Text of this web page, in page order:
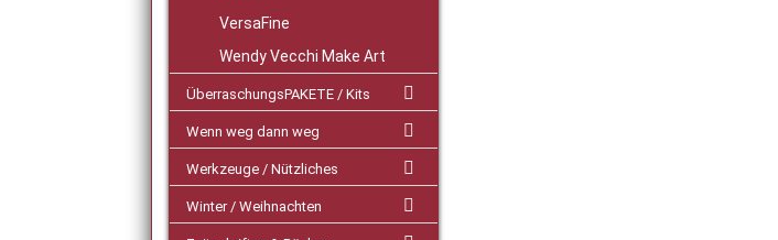
VersaFine
Wendy Vecchi Make Art
ÜberraschungsPAKETE / Kits
Wenn weg dann weg
Werkzeuge / Nützliches
Winter / Weihnachten